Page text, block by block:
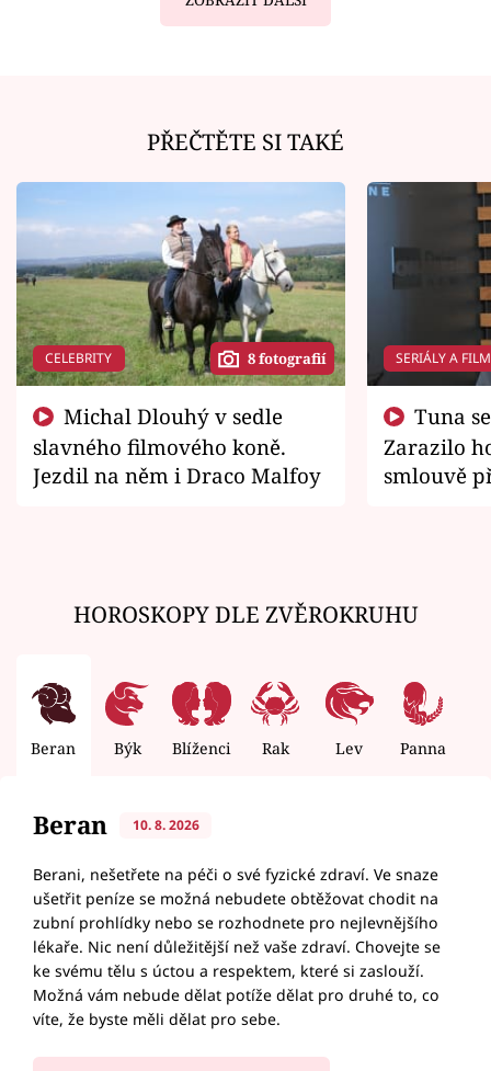
PŘEČTĚTE SI TAKÉ
CELEBRITY 8 fotografií
slavného filmového koně.
Jezdil na něm i Draco Malfoy
SERIÁLY A
Zarazilo
smlouvě
HOROSKOPY DLE ZVĚROKRUHU
Beran Býk Blíženci Rak Lev Panna
Beran 10. 8. 2026
Berani, nešetřete na péči o své fyzické zdraví. Ve snaze
ušetřit peníze se možná nebudete obtěžovat chodit na
zubní prohlídky nebo se rozhodnete pro nejlevnějšího
lékaře. Nic není důležitější než vaše zdraví. Chovejte se
ke svému tělu s úctou a respektem, které si zaslouží.
Možná vám nebude dělat potíže dělat pro druhé to, co
víte, že byste měli dělat pro sebe.